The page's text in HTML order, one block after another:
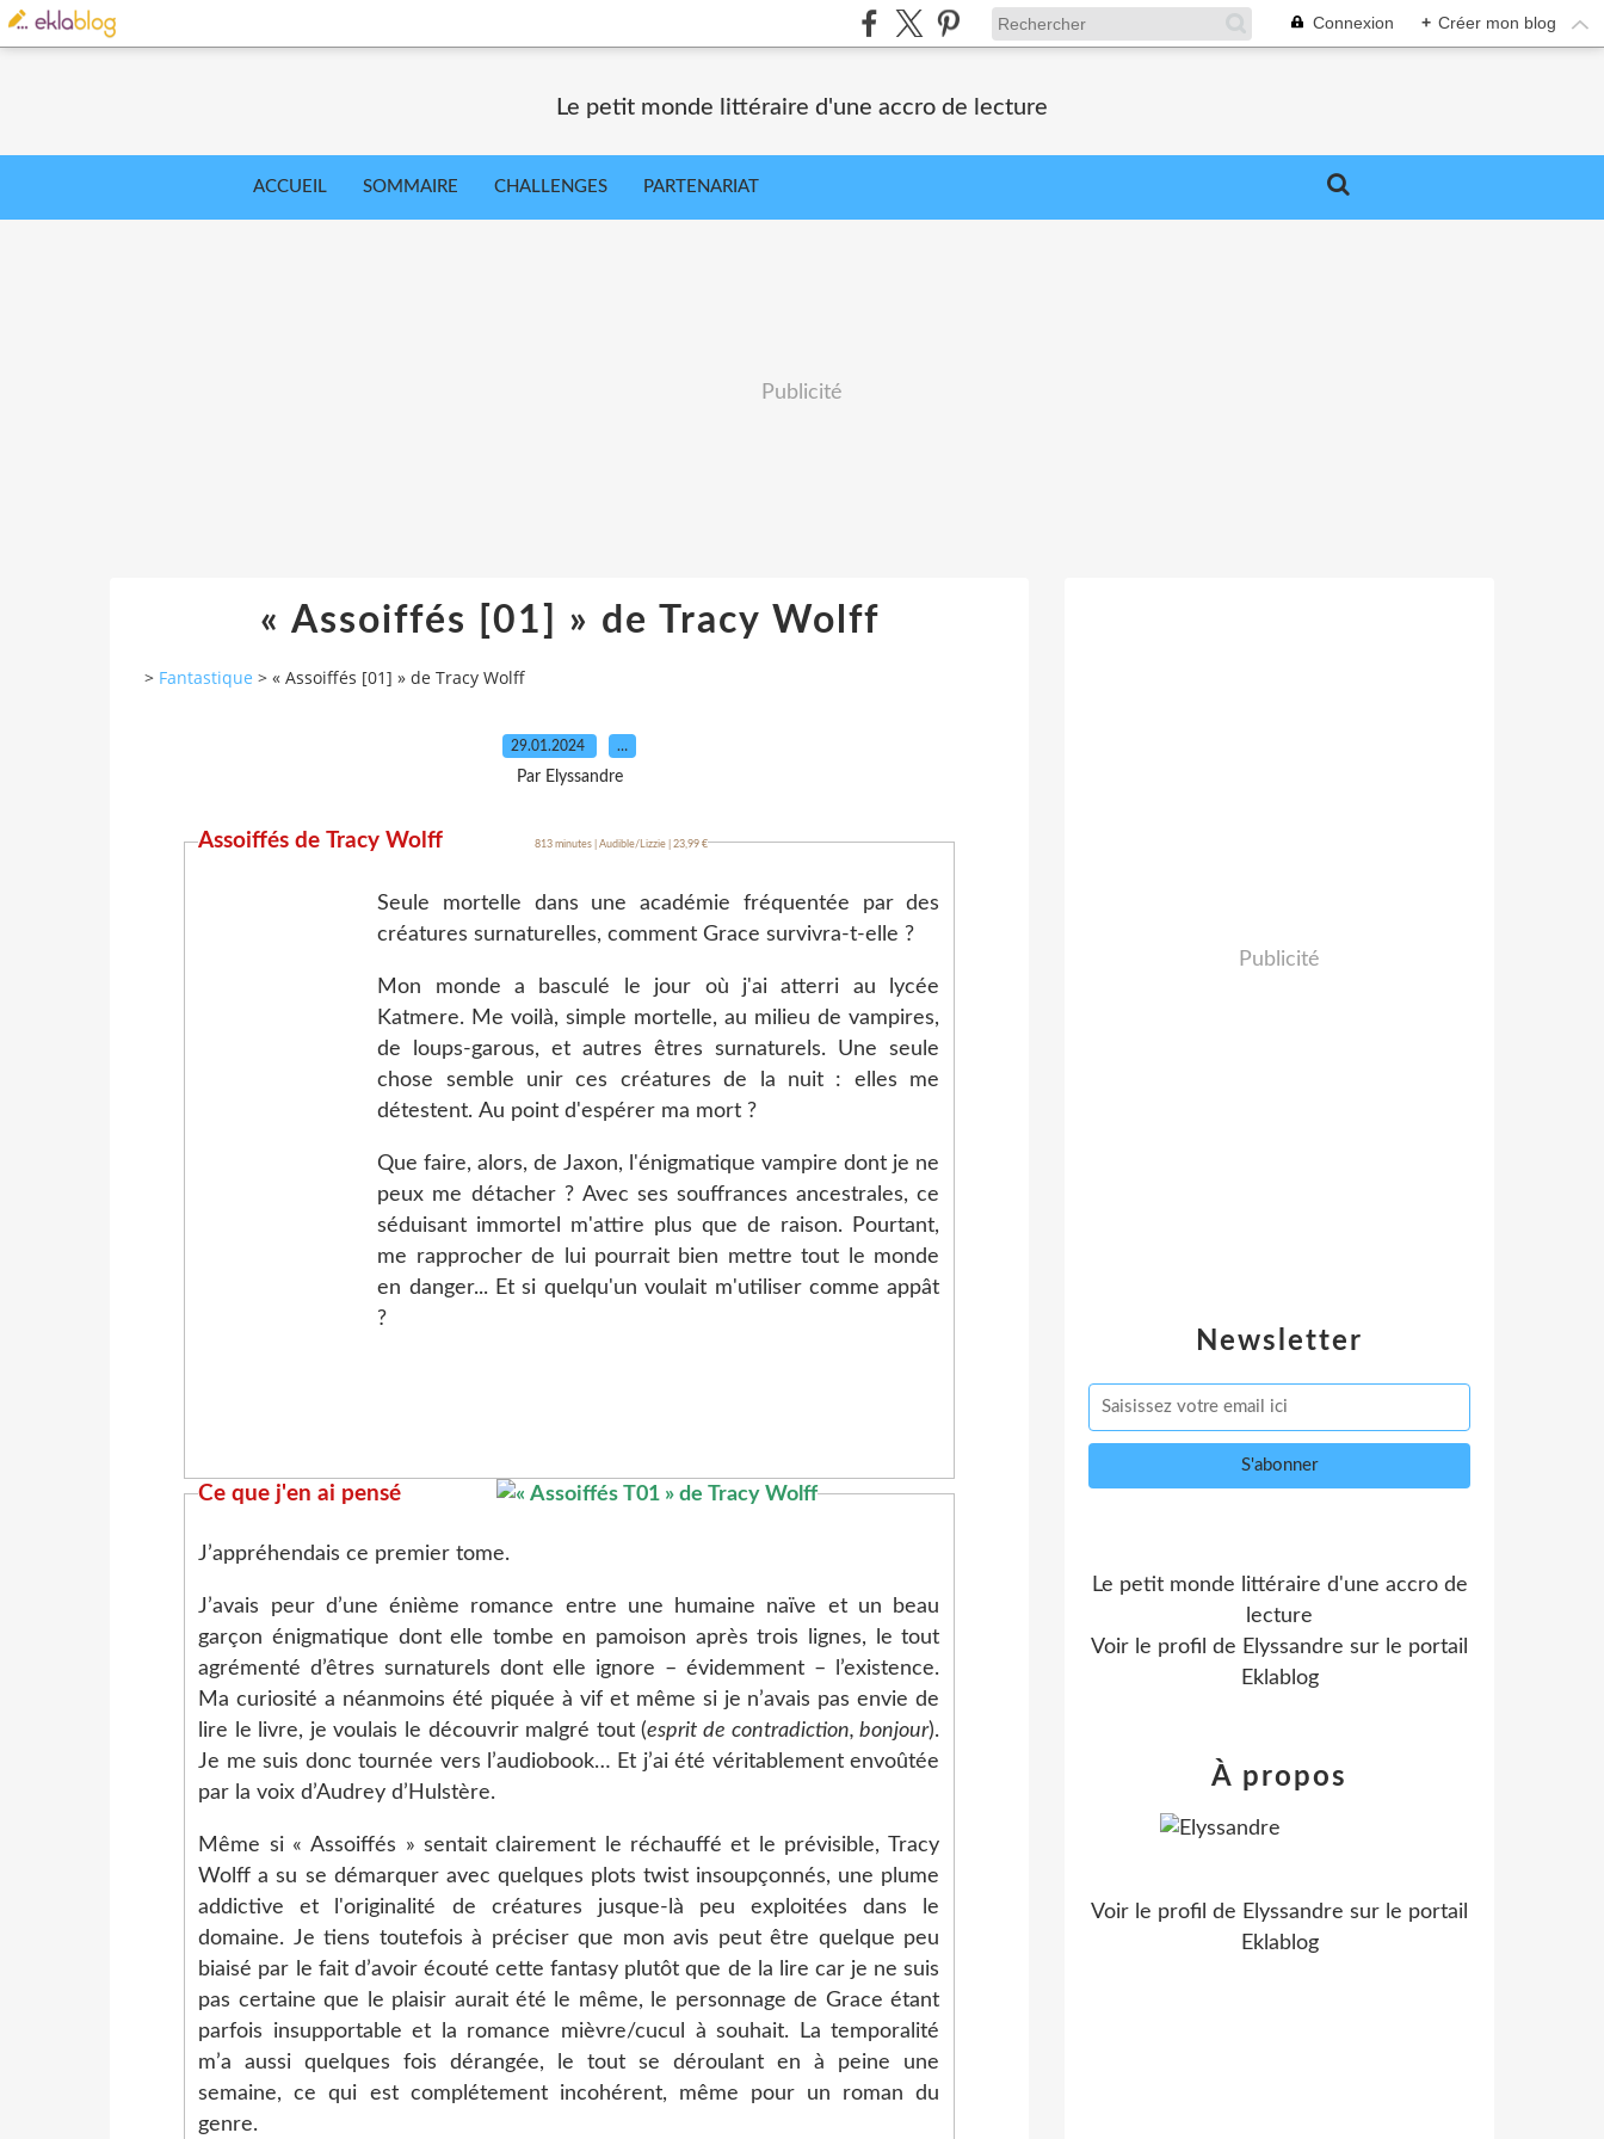
Connexion + Créer mon blog
Le petit monde littéraire d'une accro de lecture
ACCUEIL SOMMAIRE CHALLENGES PARTENARIAT
Publicité
« Assoiffés [01] » de Tracy Wolff
> Fantastique > « Assoiffés [01] » de Tracy Wolff
29.01.2024 …
Par Elyssandre
Assoiffés de Tracy Wolff 813 minutes | Audible/Lizzie | 23,99 €
Seule mortelle dans une académie fréquentée par des
créatures surnaturelles, comment Grace survivra-t-elle ?
Mon monde a basculé le jour où j'ai atterri au lycée
Katmere. Me voilà, simple mortelle, au milieu de vampires,
de loups-garous, et autres êtres surnaturels. Une seule
chose semble unir ces créatures de la nuit : elles me
détestent. Au point d'espérer ma mort ?
Que faire, alors, de Jaxon, l'énigmatique vampire dont je ne
peux me détacher ? Avec ses souffrances ancestrales, ce
séduisant immortel m'attire plus que de raison. Pourtant,
me rapprocher de lui pourrait bien mettre tout le monde
en danger... Et si quelqu'un voulait m'utiliser comme appât
?
Ce que j'en ai pensé
J’appréhendais ce premier tome.
J’avais peur d’une énième romance entre une humaine naïve et un beau
garçon énigmatique dont elle tombe en pamoison après trois lignes, le tout
agrémenté d’êtres surnaturels dont elle ignore – évidemment – l’existence.
Ma curiosité a néanmoins été piquée à vif et même si je n’avais pas envie de
lire le livre, je voulais le découvrir malgré tout (esprit de contradiction, bonjour).
Je me suis donc tournée vers l’audiobook… Et j’ai été véritablement envoûtée
par la voix d’Audrey d’Hulstère.
Même si « Assoiffés » sentait clairement le réchauffé et le prévisible, Tracy
Wolff a su se démarquer avec quelques plots twist insoupçonnés, une plume
addictive et l'originalité de créatures jusque-là peu exploitées dans le
domaine. Je tiens toutefois à préciser que mon avis peut être quelque peu
biaisé par le fait d’avoir écouté cette fantasy plutôt que de la lire car je ne suis
pas certaine que le plaisir aurait été le même, le personnage de Grace étant
parfois insupportable et la romance mièvre/cucul à souhait. La temporalité
m’a aussi quelques fois dérangée, le tout se déroulant en à peine une
semaine, ce qui est complétement incohérent, même pour un roman du
genre.
Newsletter
Publicité
Le petit monde littéraire d'une accro de
lecture
Voir le profil de Elyssandre sur le portail
Eklablog
À propos
Voir le profil de Elyssandre sur le portail
Eklablog